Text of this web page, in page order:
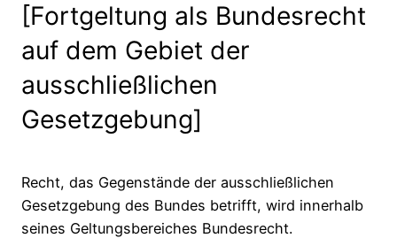
[Fortgeltung als Bundesrecht
auf dem Gebiet der
ausschließlichen
Gesetzgebung]
Recht, das Gegenstände der ausschließlichen
Gesetzgebung des Bundes betrifft, wird innerhalb
seines Geltungsbereiches Bundesrecht.